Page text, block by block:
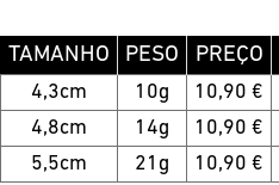
TAMANHO PESO PREÇO
4,3cm 10g 10,90 €
4,8cm
14g 10,90 €
5,5cm
21g 10,90 €